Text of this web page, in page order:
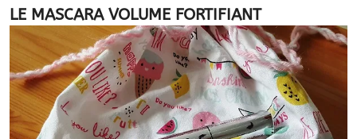
LE MASCARA VOLUME FORTIFIANT